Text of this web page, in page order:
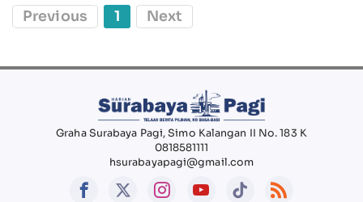
Previous 1 Next
Graha Surabaya Pagi, Simo Kalangan II No. 183 K
0818581111
hsurabayapagi@gmail.com